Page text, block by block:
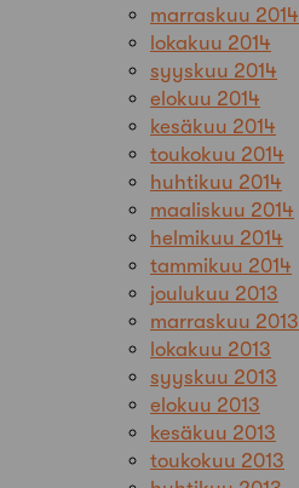
marraskuu 2014
lokakuu 2014
syyskuu 2014
elokuu 2014
kesäkuu 2014
toukokuu 2014
huhtikuu 2014
maaliskuu 2014
helmikuu 2014
tammikuu 2014
joulukuu 2013
marraskuu 2013
lokakuu 2013
syyskuu 2013
elokuu 2013
kesäkuu 2013
toukokuu 2013